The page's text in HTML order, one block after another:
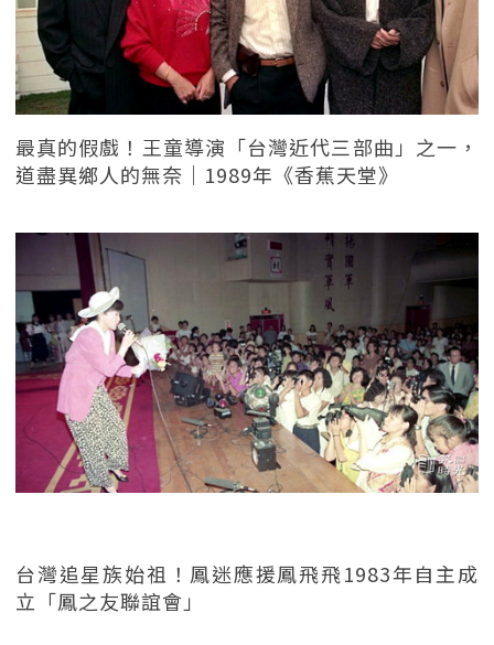
最真的假戲！王童導演「台灣近代三部曲」之一，
道盡異鄉人的無奈｜1989年《香蕉天堂》
台灣追星族始祖！鳳迷應援鳳飛飛1983年自主成
立「鳳之友聯誼會」